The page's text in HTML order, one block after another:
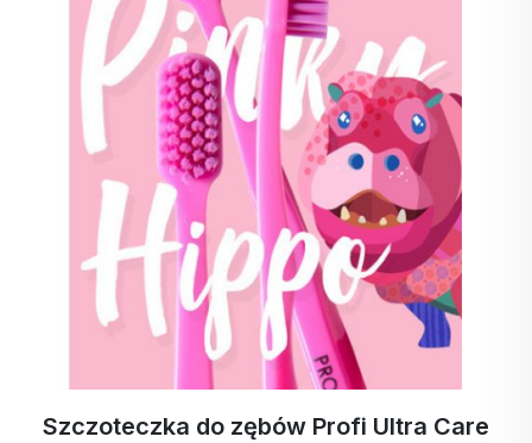
Ultra Care ActivStrips Paski do